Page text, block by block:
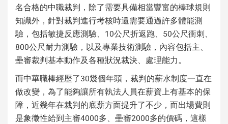
名合格的中職裁判，除了需要具備相當豐富的棒球規則
知識外，針對裁判進行考核時還需要通過許多體能測
驗，包括敏捷反應測驗、10公尺折返跑、50公尺衝刺、
800公尺耐力測驗，以及專業技術測驗，內容包括主、
壘審裁判基本動作及各種狀況裁決、處理能力。
而中華職棒經歷了30幾個年頭，裁判的薪水制度一直在
做改變，為了能夠讓所有執法人員在薪資上有基本的保
障，近幾年在裁判的底薪方面提升了不少，而出場費則
是象徵性給到主審4000多、壘審2000多的價碼，這樣